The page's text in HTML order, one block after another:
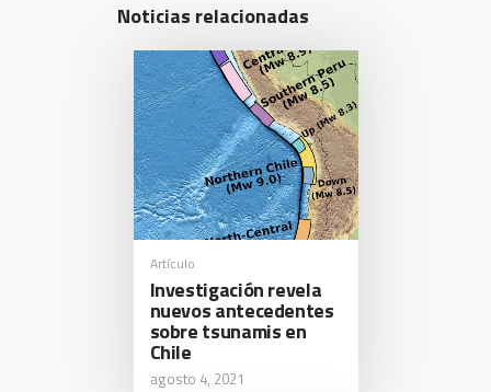
Noticias relacionadas
Artículo
Investigación revela
nuevos antecedentes
sobre tsunamis en
Chile
agosto 4, 2021